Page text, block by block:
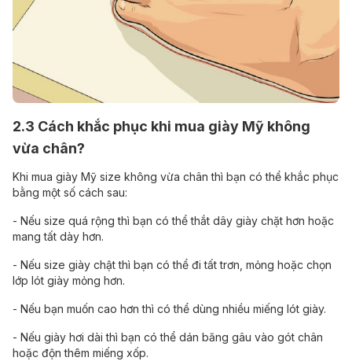
2.3 Cách khắc phục khi mua giày Mỹ không
vừa chân?
Khi mua giày Mỹ size không vừa chân thì bạn có thể khắc phục
bằng một số cách sau:
- Nếu size quá rộng thì bạn có thể thắt dây giày chặt hơn hoặc
mang tất dày hơn.
- Nếu size giày chật thì bạn có thể đi tất trơn, mỏng hoặc chọn
lớp lót giày mỏng hơn.
- Nếu bạn muốn cao hơn thì có thể dùng nhiều miếng lót giày.
- Nếu giày hơi dài thì bạn có thể dán băng gâu vào gót chân
hoặc độn thêm miếng xốp.